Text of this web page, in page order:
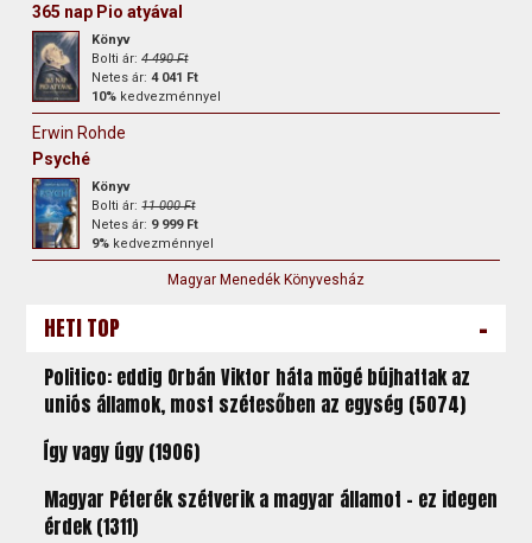
365 nap Pio atyával
Könyv
Bolti ár:4 490 Ft
Netes ár:4 041 Ft
10% kedvezménnyel
Erwin Rohde
Psyché
Könyv
Bolti ár:11 000 Ft
Netes ár: 9 999 Ft
9% kedvezménnyel
Magyar Menedék Könyvesház
HETI TOP -
Politico: eddig Orbán Viktor háta mögé bújhattak az
uniós államok, most szétesőben az egység (5074)
Így vagy úgy (1906)
Magyar Péterék szétverik a magyar államot – ez idegen
érdek (1311)